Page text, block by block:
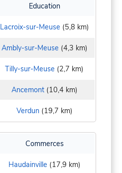
Education
Lacroix-sur-Meuse (5,8 km)
Ambly-sur-Meuse (4,3 km)
Tilly-sur-Meuse (2,7 km)
Ancemont(10,4 km)
Verdun(19,7 km)
Commerces
Haudainville (17,9 km)